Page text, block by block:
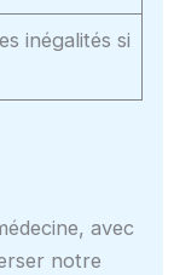
inégalités si
avec
notre